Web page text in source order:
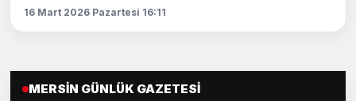
16 Mart 2026 Pazartesi 16:11
MERSIN GÜNLÜK GAZETESI